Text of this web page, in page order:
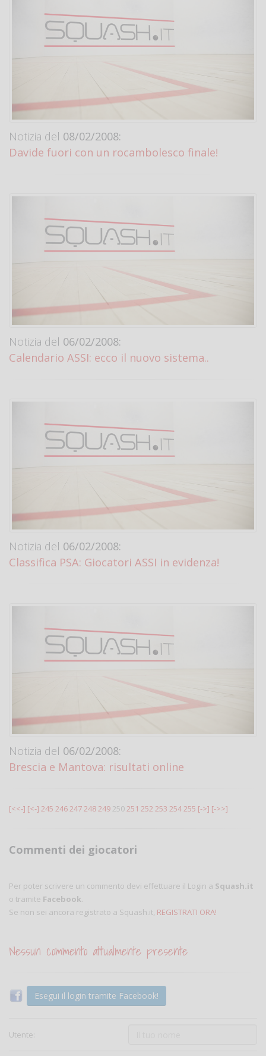
Notizia del 08/02/2008:
Davide fuori con un rocambolesco finale!
Notizia del 06/02/2008:
Calendario ASSI: ecco il nuovo sistema..
Notizia del 06/02/2008:
Classifica PSA: Giocatori ASSI in evidenza!
Notizia del 06/02/2008:
Brescia e Mantova: risultati online
[<<-] [<-] 245 246247248249 250251 252 253 254255 [->] [->>]
Commenti dei giocatori
Per poter scrivere un commento devi effettuare il Login a Squash.it
o tramite Facebook.
Se non sei ancora registrato a Squash.it, REGISTRATI ORA!
Nessun commento attualmente presente
Esegui il login tramite Facebook!
Utente: